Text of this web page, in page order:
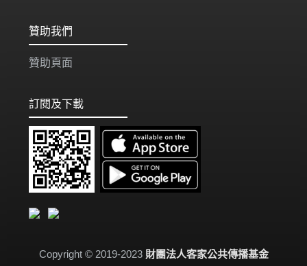
贊助我們
贊助頁面
訂閱及下載
Copyright © 2019-2023 財團法人客家公共傳播基金